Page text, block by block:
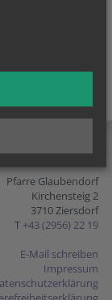
Pfarre Glaubendorf
Kirchensteig 2
3710 Ziersdorf
T +43 (2956) 22 19
E-Mail schreiben
Impressum